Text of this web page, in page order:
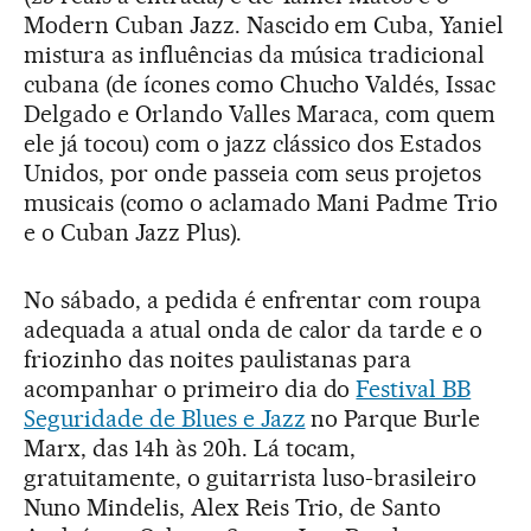
Modern Cuban Jazz. Nascido em Cuba, Yaniel
mistura as influências da música tradicional
cubana (de ícones como Chucho Valdés, Issac
Delgado e Orlando Valles Maraca, com quem
ele já tocou) com o jazz clássico dos Estados
Unidos, por onde passeia com seus projetos
musicais (como o aclamado Mani Padme Trio
e o Cuban Jazz Plus).
No sábado, a pedida é enfrentar com roupa
adequada a atual onda de calor da tarde e o
friozinho das noites paulistanas para
acompanhar o primeiro dia doFestival BB
Seguridade de Blues e Jazz no Parque Burle
Marx, das 14h às 20h. Lá tocam,
gratuitamente, o guitarrista luso-brasileiro
Nuno Mindelis, Alex Reis Trio, de Santo